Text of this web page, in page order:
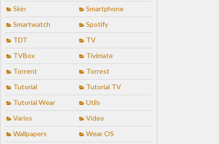
Skin
Smartphone
Smartwatch
Spotify
TDT
TV
TVBox
Tivimate
Torrent
Torrest
Tutorial
Tutorial TV
Tutorial Wear
Utils
Varios
Video
Wallpapers
Wear OS